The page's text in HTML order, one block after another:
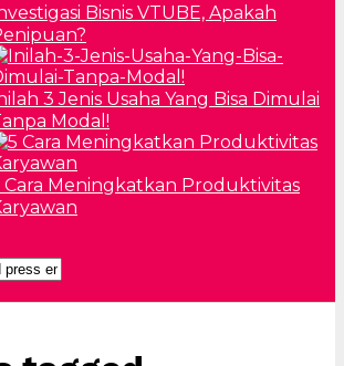
Bisnis VTUBE, Apakah
3 Jenis Usaha Yang Bisa Dimulai
Modal!
Cara Meningkatkan Produktivitas